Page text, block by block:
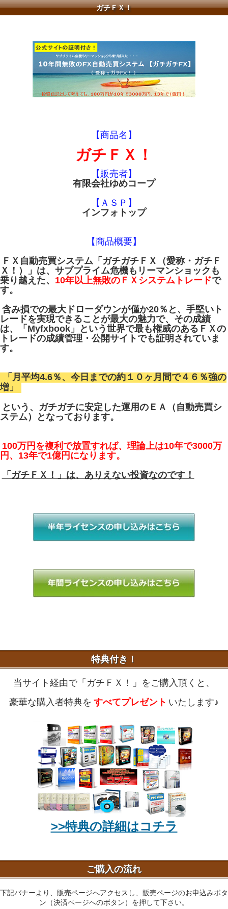
ガチＦＸ！
【商品名】
ガチＦＸ！
【販売者】
有限会社ゆめコープ
【ＡＳＰ】
インフォトップ
【商品概要】
ＦＸ自動売買システム「ガチガチＦＸ（愛称・ガチＦ
Ｘ！）」は、サブプライム危機もリーマンショックも
乗り越えた、 10年以上無敗のＦＸシステムトレードで
す。
含み損での最大ドローダウンが僅か20％と、手堅いト
レードを実現できることが最大の魅力で、その成績
は、「Myfxbook」という世界で最も権威のあるＦＸの
トレードの成績管理・公開サイトでも証明されていま
す。
「月平均4.6％、今日までの約１０ヶ月間で４６％強の
増」
という、ガチガチに安定した運用のＥＡ（自動売買シ
ステム）となっております。
100万円を複利で放置すれば、理論上は10年で3000万
円、13年で1億円になります。
「ガチＦＸ！」は、ありえない投資なのです！
特典付き！
当サイト経由で「ガチＦＸ！」をご購入頂くと、
豪華な購入者特典を すべてプレゼント いたします♪
>>特典の詳細はコチラ
ご購入の流れ
下記バナーより、販売ページへアクセスし、販売ページのお申込みボタ
ン（決済ページへのボタン）を押して下さい。